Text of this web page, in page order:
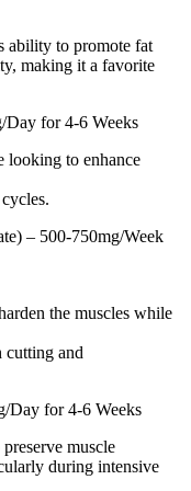
ability to promote fat
making it a favorite
Day for 4-6 Weeks
looking to enhance
– 500-750mg/Week
the muscles while
cutting and
Day for 4-6 Weeks
muscle
during intensive